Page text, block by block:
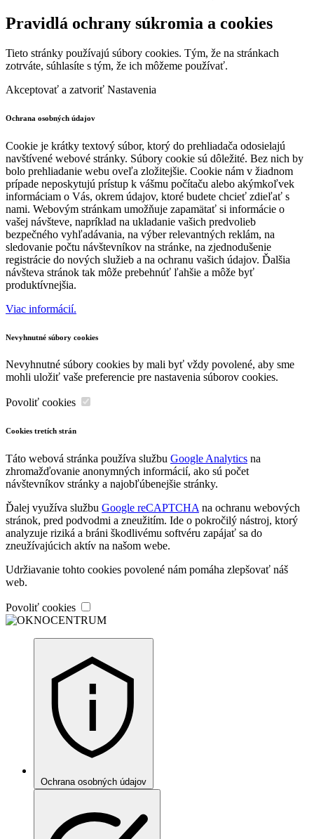
Pravidlá ochrany súkromia a cookies
Tieto stránky používajú súbory cookies. Tým, že na stránkach
zotrváte, súhlasíte s tým, že ich môžeme používať.
Akceptovať a zatvoriť Nastavenia
Ochrana osobných údajov
Cookie je krátky textový súbor, ktorý do prehliadača odosielajú
navštívené webové stránky. Súbory cookie sú dôležité. Bez nich by
bolo prehliadanie webu oveľa zložitejšie. Cookie nám v žiadnom
prípade neposkytujú prístup k vášmu počítaču alebo akýmkoľvek
informáciam o Vás, okrem údajov, ktoré budete chcieť zdieľať s
nami. Webovým stránkam umožňuje zapamätať si informácie o
vašej návšteve, napríklad na ukladanie vašich predvolieb
bezpečného vyhľadávania, na výber relevantných reklám, na
sledovanie počtu návštevníkov na stránke, na zjednodušenie
registrácie do nových služieb a na ochranu vašich údajov. Ďalšia
návšteva stránok tak môže prebehnúť ľahšie a môže byť
produktívnejšia.
Viac informácií.
Nevyhnutné súbory cookies
Nevyhnutné súbory cookies by mali byť vždy povolené, aby sme
mohli uložiť vaše preferencie pre nastavenia súborov cookies.
Povoliť cookies
Cookies tretích strán
Táto webová stránka používa službu Google Analytics na
zhromažďovanie anonymných informácií, ako sú počet
návštevníkov stránky a najobľúbenejšie stránky.
Ďalej využíva službu Google reCAPTCHAna ochranu webových
stránok, pred podvodmi a zneužitím. Ide o pokročilý nástroj, ktorý
analyzuje riziká a bráni škodlivému softvéru zapájať sa do
zneužívajúcich aktív na našom webe.
Udržiavanie tohto cookies povolené nám pomáha zlepšovať náš
web.
Povoliť cookies
Ochrana osobných údajov